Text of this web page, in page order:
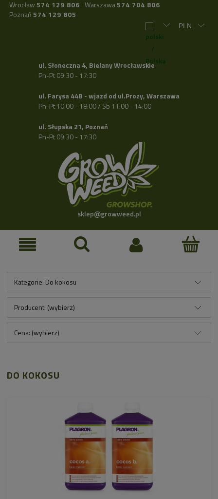
Wrocław 574 129 806 Warszawa574 704 806
Poznań 574 129 805
ul. Słoneczna 4, Bielany Wrocławskie
Pn-Pt 09:30 - 17:30
ul. Farysa 44B - wjazd od ul.Prozy, Warszawa
Pn-Pt 10:00 - 18:00 / Sb 11:00 - 14:00
ul. Słupska 21, Poznań
Pn-Pt 09:30 - 17:30
sklep@growweed.pl
Kategorie: Do kokosu
Producent: (wybierz)
Cena: (wybierz)
DO KOKOSU